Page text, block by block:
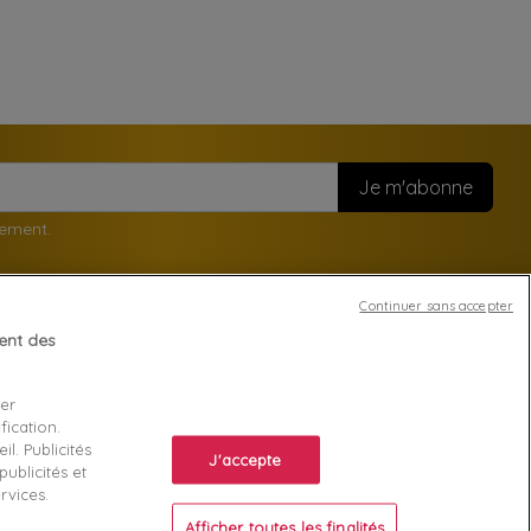
Connexion
Créez votre compte
des
Publicités
et
J'accepte
Afficher toutes les finalités
Continuer sans accepter